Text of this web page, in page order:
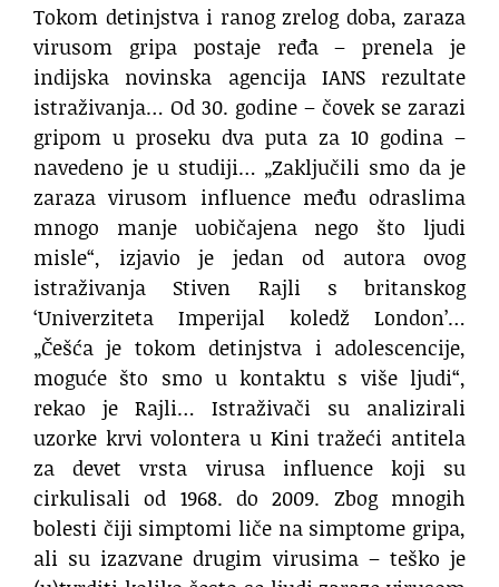
Tokom detinjstva i ranog zrelog doba, zaraza
virusom gripa postaje ređa – prenela je
indijska novinska agencija IANS rezultate
istraživanja… Od 30. godine – čovek se zarazi
gripom u proseku dva puta za 10 godina –
navedeno je u studiji… „Zaključili smo da je
zaraza virusom influence među odraslima
mnogo manje uobičajena nego što ljudi
misle“, izjavio je jedan od autora ovog
istraživanja Stiven Rajli s britanskog
‘Univerziteta Imperijal koledž London’…
„Češća je tokom detinjstva i adolescencije,
moguće što smo u kontaktu s više ljudi“,
rekao je Rajli… Istraživači su analizirali
uzorke krvi volontera u Kini tražeći antitela
za devet vrsta virusa influence koji su
cirkulisali od 1968. do 2009. Zbog mnogih
bolesti čiji simptomi liče na simptome gripa,
ali su izazvane drugim virusima – teško je